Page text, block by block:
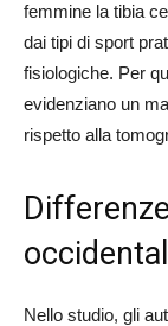
femmine la tibia
dai tipi di sport
fisiologiche. Per
evidenziano un
rispetto alla
Nello studio, gli